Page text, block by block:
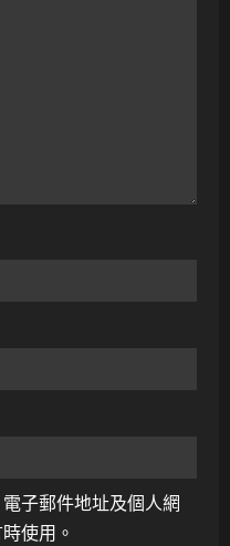
子郵件地址及個人網
使用。